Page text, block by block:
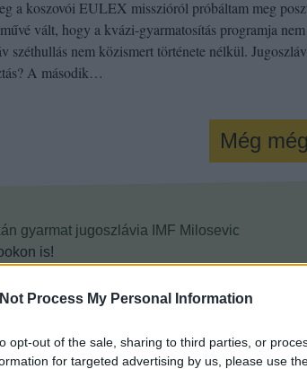
Process My Personal Information
opt-out of the sale, sharing to third parties, or
for targeted advertising by us, please use
a koszovói EULEX misszióról próbáltam meg
vált, hogy a kvázi-gyarmatosítás programja
széthullás nem közismert története nélkül.
A második…
Még
gyarmat jugoszlávia IMF Milosevic
is!
Tetszik 0